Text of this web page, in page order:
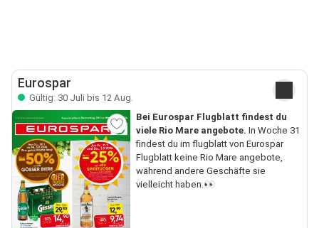
Eurospar
Gültig: 30 Juli bis 12 Aug.
Bei Eurospar Flugblatt findest du
viele Rio Mare angebote. In Woche 31
findest du im flugblatt von Eurospar
Flugblatt keine Rio Mare angebote,
während andere Geschäfte sie
vielleicht haben.👀